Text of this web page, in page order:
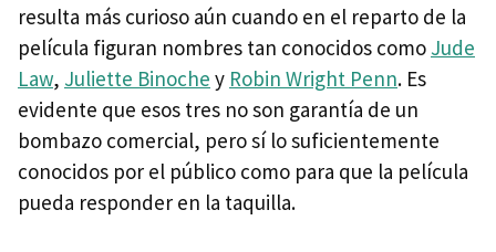
resulta más curioso aún cuando en el reparto de la
película figuran nombres tan conocidos como Jude
Law, Juliette Binoche y Robin Wright Penn. Es
evidente que esos tres no son garantía de un
bombazo comercial, pero sí lo suficientemente
conocidos por el público como para que la película
pueda responder en la taquilla.